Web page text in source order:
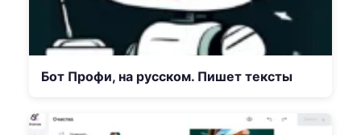
Бот Профи, на русском. Пишет тексты